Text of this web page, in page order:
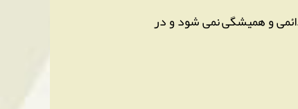
و همیشگی نمی شود و در